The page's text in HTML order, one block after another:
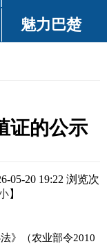
魅力巴楚
证的公示
05-20 19:22 浏览次
】
》（农业部令2010